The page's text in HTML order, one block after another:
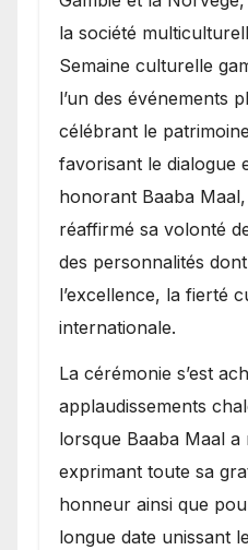
la société
Semaine culturelle
l’un des événements
célébrant le
favorisant le dialogue
honorant Baaba
réaffirmé sa volonté
des personnalités
l’excellence, la fierté
internationale.
​La cérémonie s’est
applaudissements
lorsque Baaba Maal
exprimant toute sa
honneur ainsi que
longue date unissant